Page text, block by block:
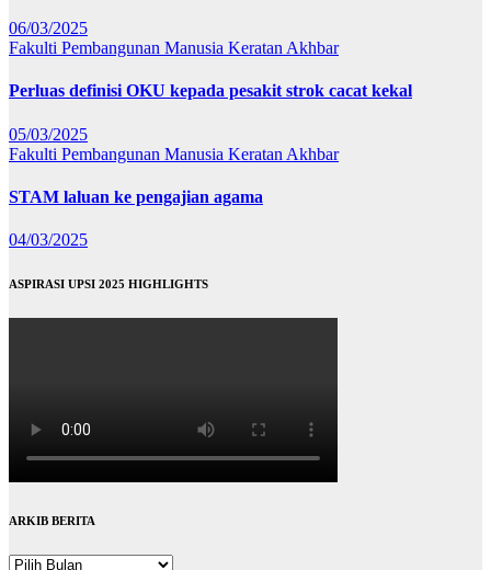
06/03/2025
Fakulti Pembangunan Manusia Keratan Akhbar
Perluas definisi OKU kepada pesakit strok cacat kekal
05/03/2025
Fakulti Pembangunan Manusia Keratan Akhbar
STAM laluan ke pengajian agama
04/03/2025
ASPIRASI UPSI 2025 HIGHLIGHTS
ARKIB BERITA
ARKIB